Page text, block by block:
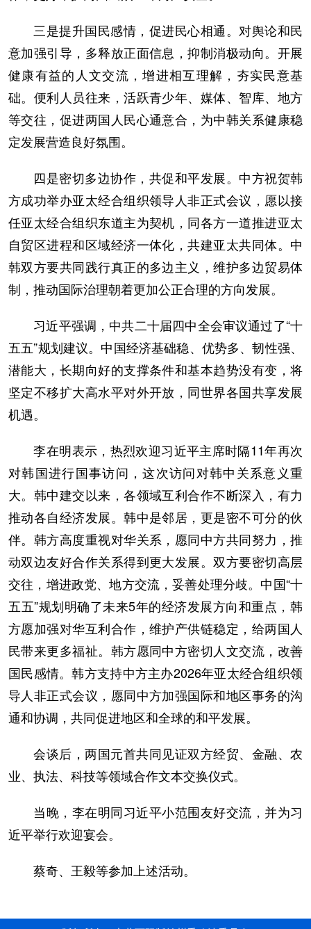
三是提升国民感情，促进民心相通。对舆论和民
意加强引导，多释放正面信息，抑制消极动向。开展
健康有益的人文交流，增进相互理解，夯实民意基
础。便利人员往来，活跃青少年、媒体、智库、地方
等交往，促进两国人民心通意合，为中韩关系健康稳
定发展营造良好氛围。
四是密切多边协作，共促和平发展。中方祝贺韩
方成功举办亚太经合组织领导人非正式会议，愿以接
任亚太经合组织东道主为契机，同各方一道推进亚太
自贸区进程和区域经济一体化，共建亚太共同体。中
韩双方要共同践行真正的多边主义，维护多边贸易体
制，推动国际治理朝着更加公正合理的方向发展。
习近平强调，中共二十届四中全会审议通过了“十
五五”规划建议。中国经济基础稳、优势多、韧性强、
潜能大，长期向好的支撑条件和基本趋势没有变，将
坚定不移扩大高水平对外开放，同世界各国共享发展
机遇。
李在明表示，热烈欢迎习近平主席时隔11年再次
对韩国进行国事访问，这次访问对韩中关系意义重
大。韩中建交以来，各领域互利合作不断深入，有力
推动各自经济发展。韩中是邻居，更是密不可分的伙
伴。韩方高度重视对华关系，愿同中方共同努力，推
动双边友好合作关系得到更大发展。双方要密切高层
交往，增进政党、地方交流，妥善处理分歧。中国“十
五五”规划明确了未来5年的经济发展方向和重点，韩
方愿加强对华互利合作，维护产供链稳定，给两国人
民带来更多福祉。韩方愿同中方密切人文交流，改善
国民感情。韩方支持中方主办2026年亚太经合组织领
导人非正式会议，愿同中方加强国际和地区事务的沟
通和协调，共同促进地区和全球的和平发展。
会谈后，两国元首共同见证双方经贸、金融、农
业、执法、科技等领域合作文本交换仪式。
当晚，李在明同习近平小范围友好交流，并为习
近平举行欢迎宴会。
蔡奇、王毅等参加上述活动。